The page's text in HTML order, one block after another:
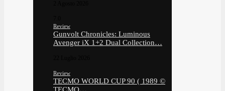
Review
Gunvolt Chronicles: Luminous
Avenger iX 1+2 Dual Collection…
Review
TECMO WORLD CUP 90 ( 1989 ©